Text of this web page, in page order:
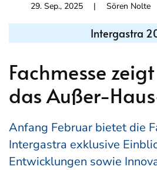
29. Sep., 2025 | Sören
Intergastra
Fachmesse
das Außer-
Anfang Februar bietet die
Intergastra exklusive
Entwicklungen sowie